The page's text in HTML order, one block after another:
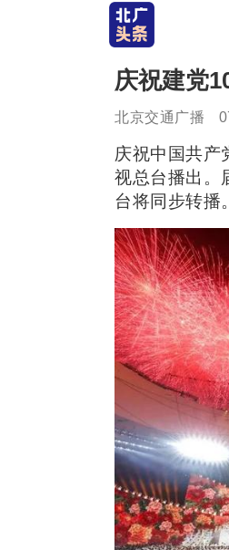
庆祝建党
北京交通广播
庆祝中国共产
视总台播出。
台将同步转播。